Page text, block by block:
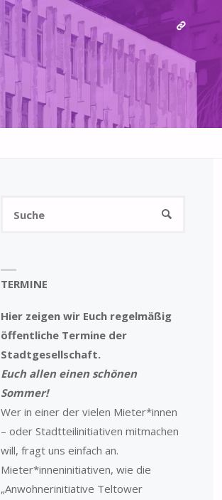
SUCHE
TERMINE
Hier zeigen wir Euch regelmäßig
öffentliche Termine der
Stadtgesellschaft.
Euch allen einen schönen
Sommer!
Wer in einer der vielen Mieter*innen
– oder Stadtteilinitiativen mitmachen
will, fragt uns einfach an.
Mieter*inneninitiativen, wie die
„Anwohnerinitiative Teltower